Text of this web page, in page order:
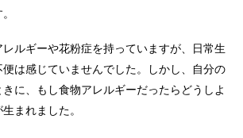
ルギーや花粉症を持っていますが、日常生
は感じていませんでした。しかし、自分の
に、もし食物アレルギーだったらどうしよ
まれました。